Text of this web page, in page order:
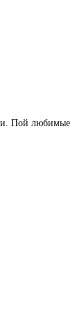
Пой любимые